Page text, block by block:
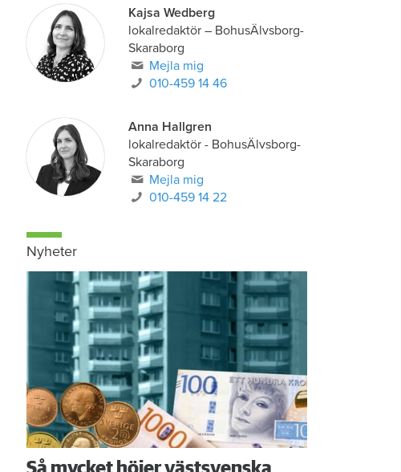
Kajsa Wedberg
lokalredaktör– BohusÄlvsborg-
Skaraborg
Mejla mig
010-459 14 46
Anna Hallgren
lokalredaktör - BohusÄlvsborg-
Skaraborg
Mejla mig
010-459 14 22
Nyheter